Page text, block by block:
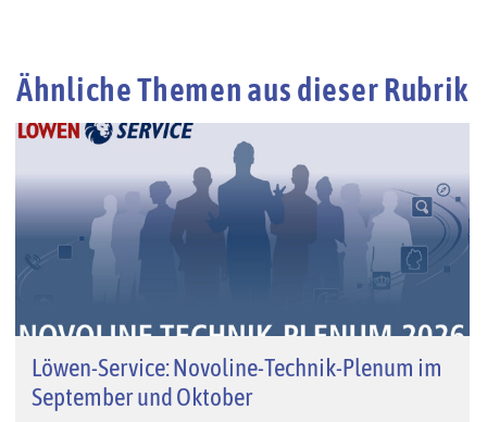
Ähnliche Themen aus dieser Rubrik
Löwen-Service: Novoline-Technik-Plenum im
September und Oktober